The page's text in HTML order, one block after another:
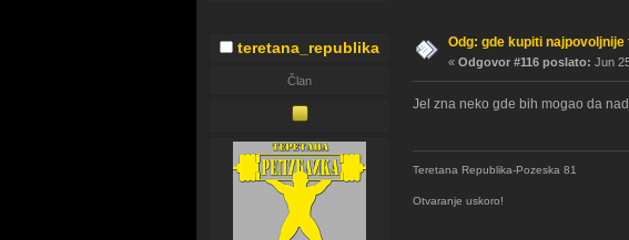
teretana_republika
Član
Odg: gde kupiti
« Odgovor #116 poslato: Jun
Jel zna neko gde bih mogao da
Teretana Republika-Pozeska 81
Otvaranje uskoro!